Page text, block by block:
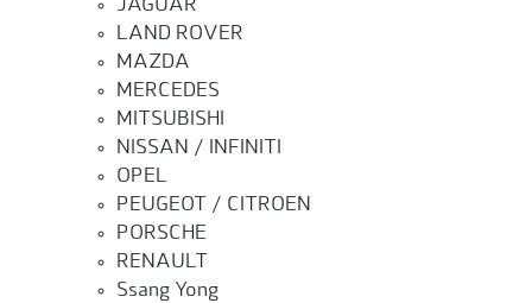
JAGUAR
LAND ROVER
MAZDA
MERCEDES
MITSUBISHI
NISSAN / INFINITI
OPEL
PEUGEOT / CITROEN
PORSCHE
RENAULT
Ssang Yong